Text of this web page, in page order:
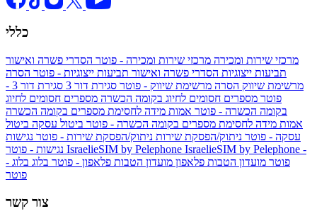
כללי
מרכזי שירות ומכירה מרכזי שירות ומכירה - פוטר הסדרי פשרה ואישור
תביעות ייצוגיות הסדרי פשרה ואישור תביעות ייצוגיות - פוטר הסרה
מרשימת שיווק הסרה מרשימת שיווק - פוטר סגירת דור 3
סגירת דור 3 -
פוטר מספרים חסומים לחיוג בקומה הכשרה מספרים חסומים לחיוג
בקומה הכשרה - פוטר אמות מידה לחסימת מספרים בקומה הכשרה
אמות מידה לחסימת מספרים בקומה הכשרה - פוטר ביטול עסקה ביטול
עסקה - פוטר ניתוק/הפסקת שירות ניתוק/הפסקת שירות - פוטר נגישות
IsraelieSIM by Pelephone IsraelieSIM by Pelephone -
פוטר מועדון הטבות פלאפון מועדון הטבות פלאפון - פוטר בלוג בלוג -
פוטר
צור קשר